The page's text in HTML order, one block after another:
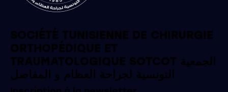
SOCIÉTÉ TUNISIENNE DE CHIRURGIE
ORTHOPÉDIQUE ET
TRAUMATOLOGIQUE SOTCOT الجمعية
التونسية لجراحة العظام و المفاصل